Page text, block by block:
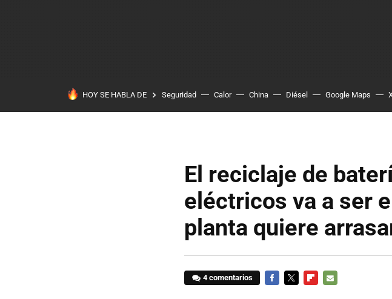
HOY SE HABLA DE Seguridad Calor China Diésel Google Maps
El reciclaje de
eléctricos va a ser
planta quiere
4 comentarios